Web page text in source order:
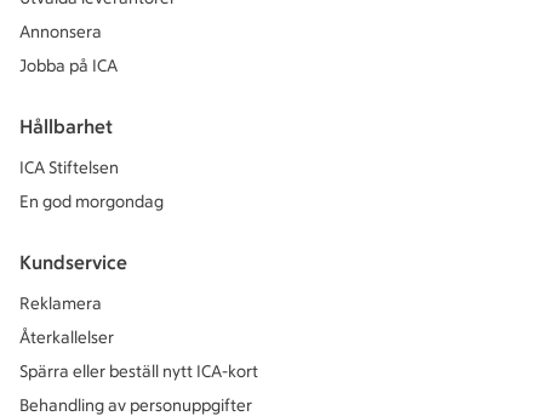
Annonsera
Jobba på ICA
Hållbarhet
ICA Stiftelsen
En god morgondag
Kundservice
Reklamera
Återkallelser
Spärra eller beställ nytt ICA-kort
Behandling av personuppgifter